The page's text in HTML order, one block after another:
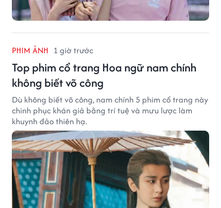
PHIM ẢNH 1 giờ trước
Top phim cổ trang Hoa ngữ nam chính
không biết võ công
Dù không biết võ công, nam chính 5 phim cổ trang này
chinh phục khán giả bằng trí tuệ và mưu lược làm
khuynh đảo thiên hạ.